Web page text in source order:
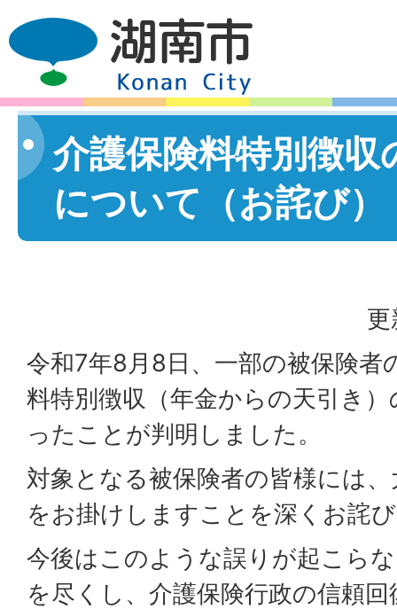
介護保険料特別徴収
について（お詫び）
令和7年8月8日、一部の被保険者
料特別徴収（年金からの天引き
ったことが判明しました。
対象となる被保険者の皆様には
をお掛けしますことを深くお詫
今後はこのような誤りが起こら
を尽くし、介護保険行政の信頼